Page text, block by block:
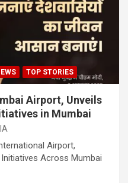
TOP STORIES
Airport, Unveils
in Mumbai
Airport,
Across Mumbai